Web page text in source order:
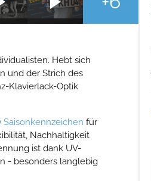
Hebt sich
und der Strich des
Klavierlack-Optik
Saisonkennzeichen für
Nachhaltigkeit
ist dank UV-
- besonders langlebig